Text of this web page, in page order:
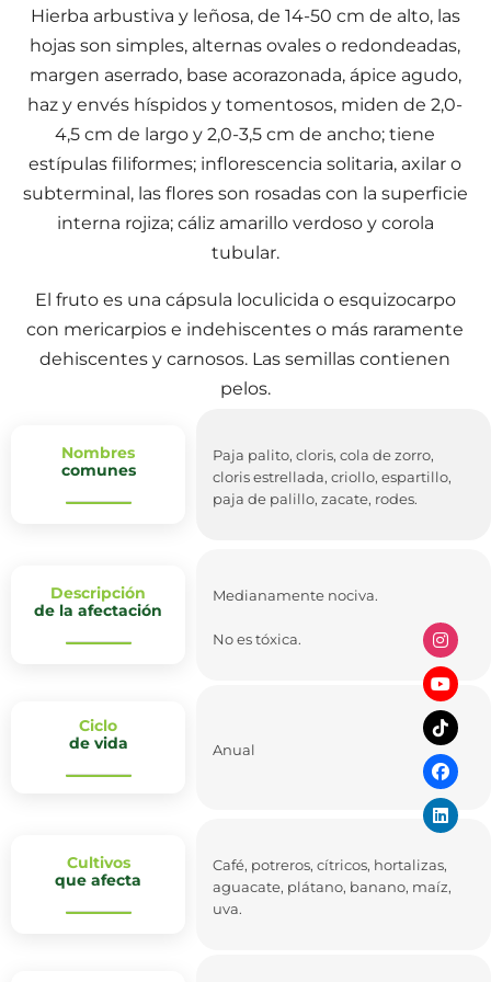
Hierba arbustiva y leñosa, de 14-50 cm de alto, las
hojas son simples, alternas ovales o redondeadas,
margen aserrado, base acorazonada, ápice agudo,
haz y envés híspidos y tomentosos, miden de 2,0-
4,5 cm de largo y 2,0-3,5 cm de ancho; tiene
estípulas filiformes; inflorescencia solitaria, axilar o
subterminal, las flores son rosadas con la superficie
interna rojiza; cáliz amarillo verdoso y corola
tubular.
El fruto es una cápsula loculicida o esquizocarpo
con mericarpios e indehiscentes o más raramente
dehiscentes y carnosos. Las semillas contienen
pelos.
Nombres
comunes
Paja palito, cloris, cola de zorro,
cloris estrellada, criollo, espartillo,
paja de palillo, zacate, rodes.
Descripción
de la afectación
Medianamente nociva.
No es tóxica.
Ciclo
de vida
Anual
Cultivos
que afecta
Café, potreros, cítricos, hortalizas,
aguacate, plátano, banano, maíz,
uva.